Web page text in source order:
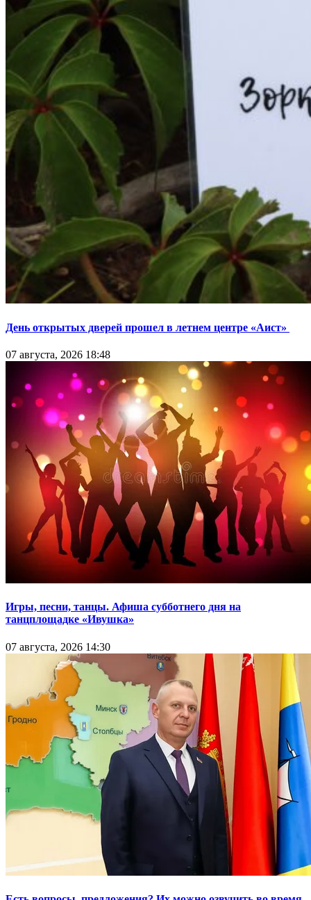
День открытых дверей прошел в летнем центре «Аист»
07 августа, 2026 18:48
Игры, песни, танцы. Афиша субботнего дня на
танцплощадке «Ивушка»
07 августа, 2026 14:30